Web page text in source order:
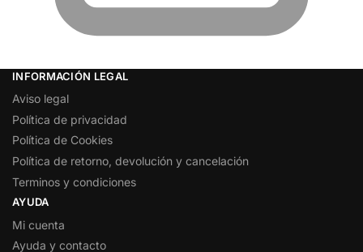
INFORMACIÓN LEGAL
Aviso legal
Política de privacidad
Política de Cookies
Política de retorno, devolución y cancelación
Terminos y condiciones
AYUDA
Mi cuenta
Ayuda y contacto